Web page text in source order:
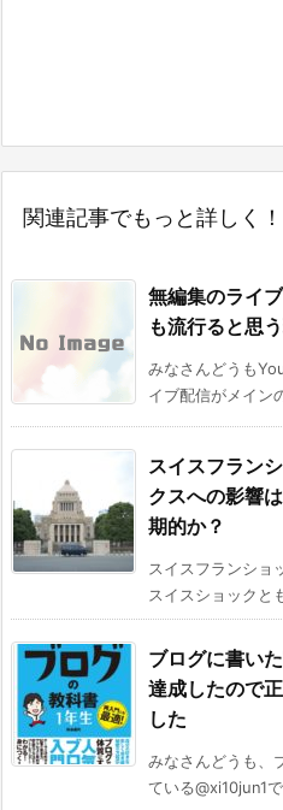
関連記事でもっと詳しく！
無編集のライ
も流行ると思
みなさんどうも
イブ配信がメイン
スイスフラン
クスへの影響
期的か？
スイスフランショ
スイスショックと
ブログに書い
達成したので
した
みなさんどうも、
ている@xi10jun1